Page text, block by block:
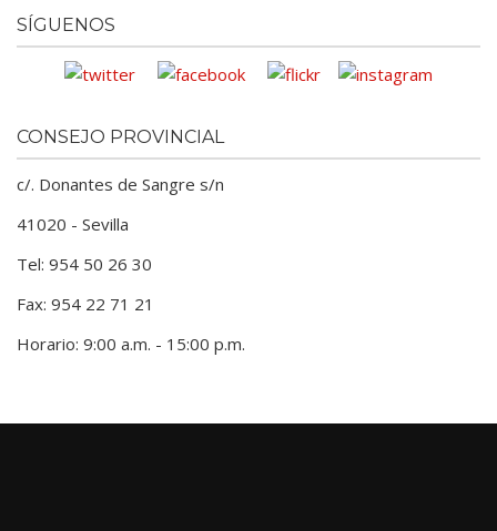
SÍGUENOS
CONSEJO PROVINCIAL
c/. Donantes de Sangre s/n
41020 - Sevilla
Tel: 954 50 26 30
Fax: 954 22 71 21
Horario: 9:00 a.m. - 15:00 p.m.